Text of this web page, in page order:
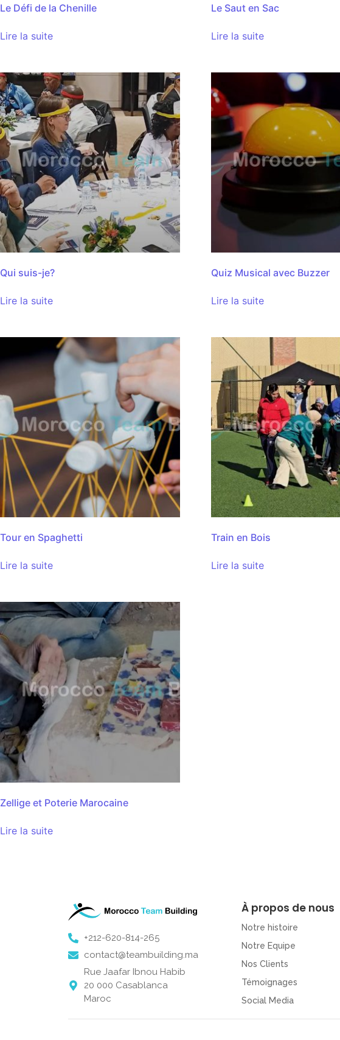
Le Défi de la Chenille
Lire la suite
Le Saut en Sac
Lire la suite
Qui suis-je?
Lire la suite
Quiz Musical avec Buzzer
Lire la suite
Tour en Spaghetti
Lire la suite
Train en Bois
Lire la suite
Zellige et Poterie Marocaine
Lire la suite
+212-620-814-265
contact@teambuilding.ma
Rue Jaafar Ibnou Habib
20 000 Casablanca
Maroc
À propos de nous
Notre histoire
Notre Equipe
Nos Clients
Témoignages
Social Media